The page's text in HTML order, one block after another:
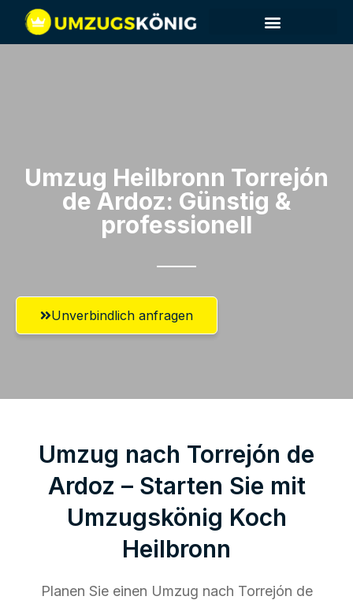
Umzug Heilbronn​ Torrejón
de Ardoz: Günstig &
professionell​
Unverbindlich anfragen
Umzug nach Torrejón de
Ardoz – Starten Sie mit
Umzugskönig Koch
Heilbronn
Planen Sie einen Umzug nach Torrejón de